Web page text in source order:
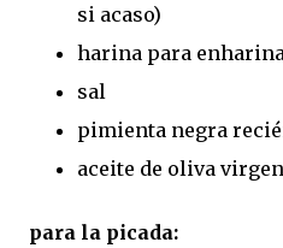
si acaso)
harina para
sal
pimienta negra
aceite de oliva
para la picada: